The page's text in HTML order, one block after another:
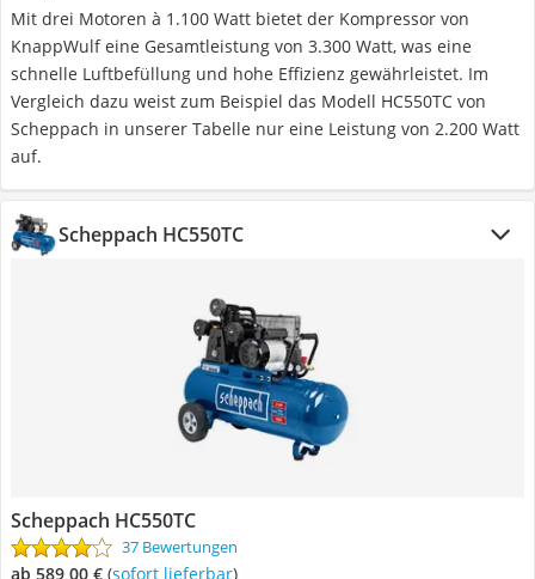
Mit drei Motoren à 1.100 Watt bietet der Kompressor von
KnappWulf eine Gesamtleistung von 3.300 Watt, was eine
schnelle Luftbefüllung und hohe Effizienz gewährleistet. Im
Vergleich dazu weist zum Beispiel das Modell HC550TC von
Scheppach in unserer Tabelle nur eine Leistung von 2.200 Watt
auf.
Scheppach HC550TC
Scheppach HC550TC
37 Bewertungen
ab 589,00 € ( Sofort lieferbar)